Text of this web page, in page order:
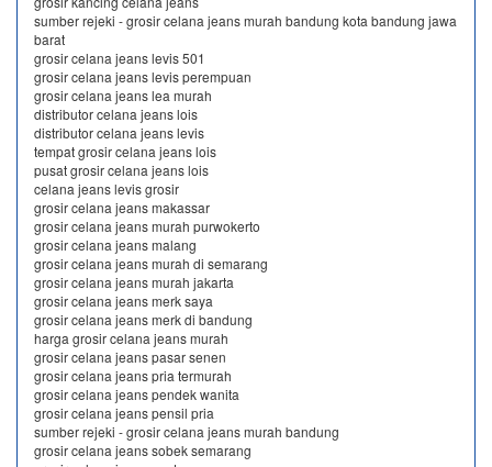
sumber rejeki - grosir celana jeans murah bandung kota bandung jawa
barat
grosir celana jeans levis 501
grosir celana jeans levis perempuan
grosir celana jeans lea murah
distributor celana jeans lois
distributor celana jeans levis
tempat grosir celana jeans lois
pusat grosir celana jeans lois
celana jeans levis grosir
grosir celana jeans makassar
grosir celana jeans murah purwokerto
grosir celana jeans malang
grosir celana jeans murah di semarang
grosir celana jeans murah jakarta
grosir celana jeans merk saya
grosir celana jeans merk di bandung
harga grosir celana jeans murah
grosir celana jeans pasar senen
grosir celana jeans pria termurah
grosir celana jeans pendek wanita
grosir celana jeans pensil pria
sumber rejeki - grosir celana jeans murah bandung
grosir celana jeans sobek semarang